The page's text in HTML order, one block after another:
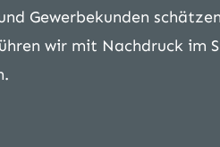
Gewerbekunden
wir mit Nachdruck im